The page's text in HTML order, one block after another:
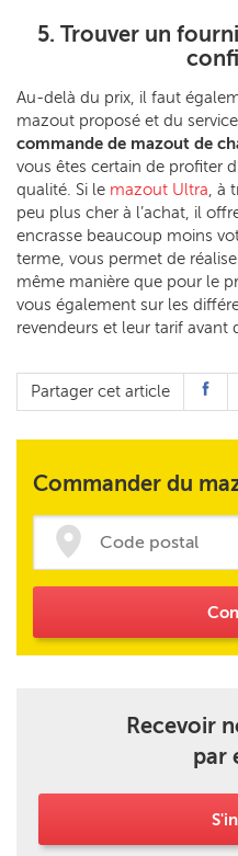
5. Trouver un
Au-delà du prix, il faut
mazout proposé et du
commande de mazout de
vous êtes certain de profiter
qualité. Si le mazout Ultra, à
peu plus cher à l’achat, il
encrasse beaucoup moins
terme, vous permet de
même manière que pour le
vous également sur les
revendeurs et leur tarif avant
Partager cet article
Commander du
Recevoir
par